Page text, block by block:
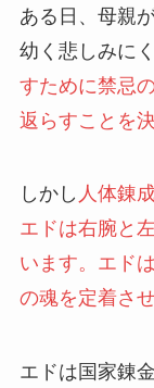
ある日、母親
幼く悲しみに
すために禁忌
返らすことを
しかし 人体錬
エドは右腕と
います。エド
の魂を定着さ
エドは国家錬